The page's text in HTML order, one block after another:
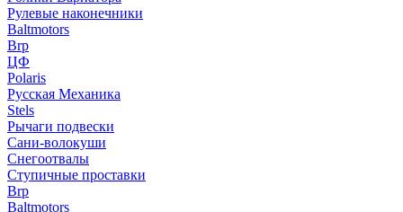
Рулевые наконечники
Baltmotors
Brp
ЦФ
Polaris
Русская Механика
Stels
Рычаги подвески
Сани-волокуши
Снегоотвалы
Ступичные проставки
Brp
Baltmotors